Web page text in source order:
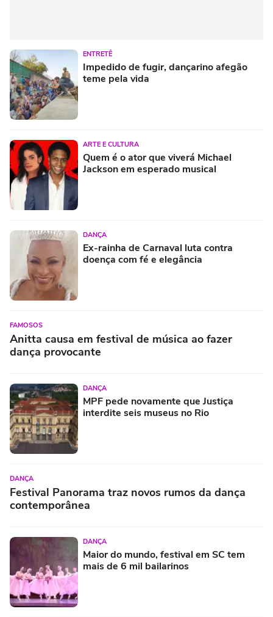
ENTRETÊ
Impedido de fugir, dançarino afegão
teme pela vida
ARTE E CULTURA
Quem é o ator que viverá Michael
Jackson em esperado musical
DANÇA
Ex-rainha de Carnaval luta contra
doença com fé e elegância
FAMOSOS
Anitta causa em festival de música ao fazer
dança provocante
DANÇA
MPF pede novamente que Justiça
interdite seis museus no Rio
DANÇA
Festival Panorama traz novos rumos da dança
contemporânea
DANÇA
Maior do mundo, festival em SC tem
mais de 6 mil bailarinos